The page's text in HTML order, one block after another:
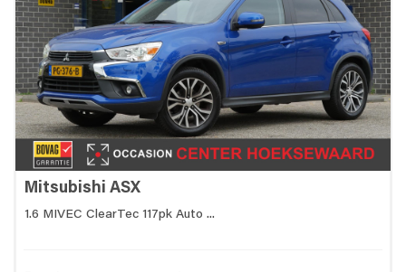
Mitsubishi ASX
1.6 MIVEC ClearTec 117pk Auto ...